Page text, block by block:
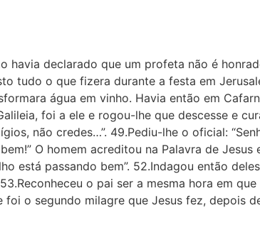
havia declarado que um profeta não é
tudo o que fizera durante a festa em
água em vinho. Havia então em
foi a ele e rogou-lhe que descesse e
não credes…”. 49.Pediu-lhe o oficial:
O homem acreditou na Palavra de Jesus
está passando bem”. 52.Indagou então
o pai ser a mesma hora em que
o segundo milagre que Jesus fez, depois